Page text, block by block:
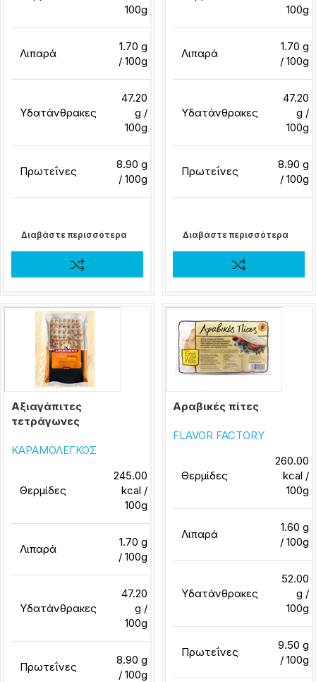
100g
Λιπαρά
1.70 g
/ 100g
Υδατάνθρακες
47.20
g /
100g
Πρωτεΐνες
8.90 g
/ 100g
Διαβάστε περισσότερα
100g
Λιπαρά
1.70 g
/ 100g
Υδατάνθρακες
47.20
g /
100g
Πρωτεΐνες
8.90 g
/ 100g
Διαβάστε περισσότερα
Αξιαγάπιτες
τετράγωνες
ΚΑΡΑΜΟΛΕΓΚΟΣ
Θερμίδες
245.00
kcal /
100g
Λιπαρά
1.70 g
/ 100g
Υδατάνθρακες
47.20
g /
100g
Πρωτεΐνες
8.90 g
/ 100g
Αραβικές πίτες
FLAVOR FACTORY
Θερμίδες
260.00
kcal /
100g
Λιπαρά
1.60 g
/ 100g
Υδατάνθρακες
52.00
g /
100g
Πρωτεΐνες
9.50 g
/ 100g